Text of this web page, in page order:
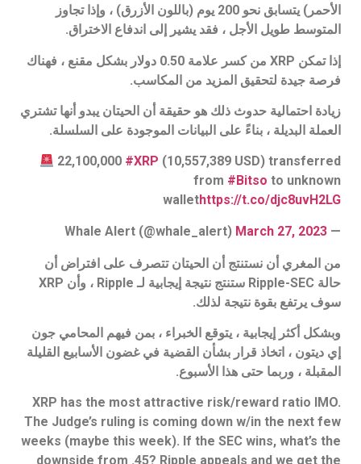
الأحمر) يتسابق نحو 200 يوم (باللون الأزرق) ، وإذا تجاوز
المتوسط طويل الأجل ، فقد يشير إلى اندفاع الاختراق.
إذا تمكن XRP من كسر علامة 0.50 دولار بشكل مقنع ، فهناك
فرصة جيدة لتحقيق المزيد من المكاسب.
زيادة احتمالية حدوث ذلك هو حقيقة أن الحيتان يبدو أنها تشتري
العملة البديلة ، بناءً على البيانات الموجودة على السلسلة.
22,100,000 #XRP (10,557,389 USD) transferred
from #Bitso to unknown
wallethttps://t.co/djc8uvH2LG
— Whale Alert (@whale_alert)
March 27, 2023
من المغري أن نستنتج أن الحيتان تتصرف على افتراض أن
حالة Ripple-SEC ستنتج نتيجة إيجابية لـ Ripple ، وأن XRP
سوف يرتفع بقوة نتيجة لذلك.
وبشكل أكثر إيجابية ، يتوقع الخبراء ، بمن فيهم المحامي جون
إي ديتون ، اتخاذ قرار بشأن القضية في غضون الأسابيع القليلة
المقبلة ، وربما حتى هذا الأسبوع.
XRP has the most attractive risk/reward ratio IMO.
The Judge’s ruling is coming down w/in the next few
weeks (maybe this week). If the SEC wins, what’s the
downside from .45? Ripple appeals and we get the